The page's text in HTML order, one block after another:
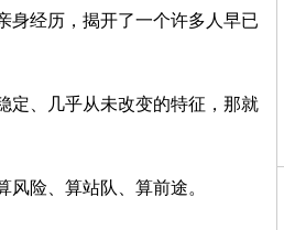
身经历，揭开了一个许多人早已
、几乎从未改变的特征，那就
险、算站队、算前途。